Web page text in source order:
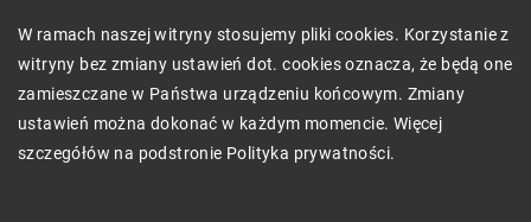
W ramach naszej witryny stosujemy pliki cookies. Korzystanie z
witryny bez zmiany ustawień dot. cookies oznacza, że będą one
zamieszczane w Państwa urządzeniu końcowym. Zmiany
ustawień można dokonać w każdym momencie. Więcej
szczegółów na podstronie Polityka prywatności.